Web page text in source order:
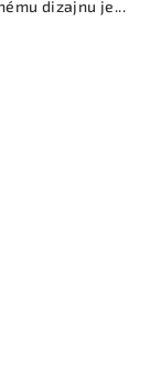
dizajnu je...